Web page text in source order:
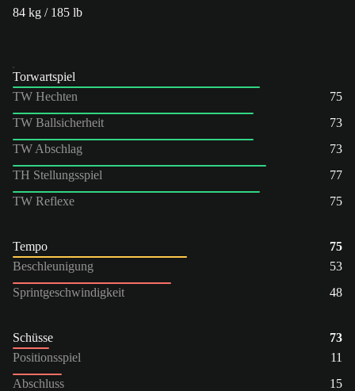
84 kg / 185 lb
Torwartspiel
TW Hechten
75
TW Ballsicherheit
73
TW Abschlag
73
TH Stellungsspiel
77
TW Reflexe
75
Tempo
75
Beschleunigung
53
Sprintgeschwindigkeit
48
Schüsse
73
Positionsspiel
11
Abschluss
15